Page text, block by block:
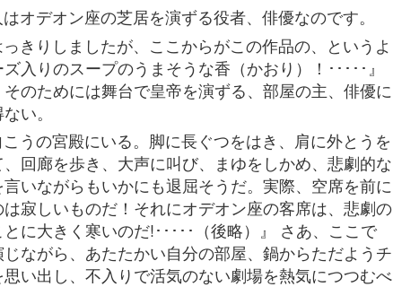
オデオン座の芝居を演ずる役者、俳優なのです。
きりしましたが、ここからがこの作品の、というよ
入りのスープのうまそうな香（かおり）！･････』
のためには舞台で皇帝を演ずる、部屋の主、俳優に
い。
こうの宮殿にいる。脚に長ぐつをはき、肩に外とうを
回廊を歩き、大声に叫び、まゆをしかめ、悲劇的な
いながらもいかにも退屈そうだ。実際、空席を前に
は寂しいものだ！それにオデオン座の客席は、悲劇の
に大きく寒いのだ!･････（後略）』 さあ、ここで
ながら、あたたかい自分の部屋、鍋からただようチ
い出し、不入りで活気のない劇場を熱気につつむべ